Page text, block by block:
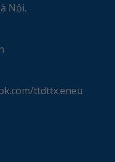
Nội.
ttdttx.eneu